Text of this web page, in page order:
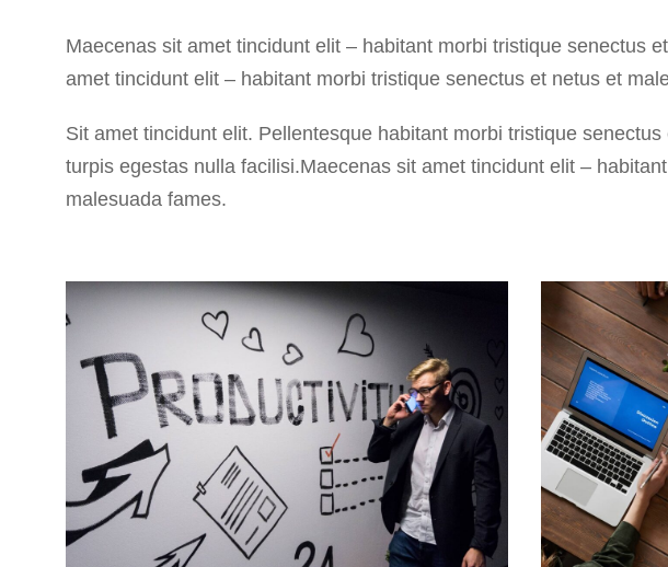
Maecenas sit amet tincidunt elit – habitant morbi tristique senectus
amet tincidunt elit – habitant morbi tristique senectus et netus et
Sit amet tincidunt elit. Pellentesque habitant morbi tristique
turpis egestas nulla facilisi.Maecenas sit amet tincidunt elit –
malesuada fames.